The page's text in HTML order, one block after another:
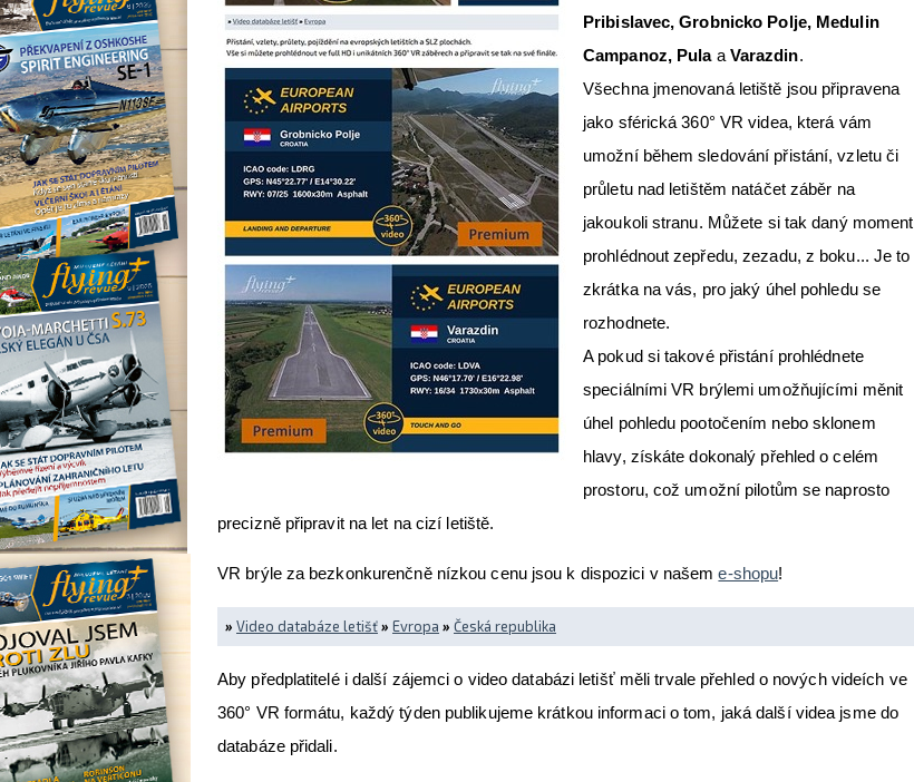
Pribislavec, Grobnicko Polje, Medulin
Campanoz, Pulaa Varazdin.
Všechna jmenovaná letiště jsou připravena
jako sférická 360° VR videa, která vám
umožní během sledování přistání, vzletu či
průletu nad letištěm natáčet záběr na
jakoukoli stranu. Můžete si tak daný moment
prohlédnout zepředu, zezadu, z boku... Je to
zkrátka na vás, pro jaký úhel pohledu se
rozhodnete.
A pokud si takové přistání prohlédnete
speciálními VR brýlemi umožňujícími měnit
úhel pohledu pootočením nebo sklonem
hlavy, získáte dokonalý přehled o celém
prostoru, což umožní pilotům se naprosto
precizně připravit na let na cizí letiště.
VR brýle za bezkonkurenčně nízkou cenu jsou k dispozici v našeme-shopu!
» Video databáze letišť» Evropa » Česká republika
Aby předplatitelé i další zájemci o video databázi letišť měli trvale přehled o nových videích ve
360° VR formátu, každý týden publikujeme krátkou informaci o tom, jaká další videa jsme do
databáze přidali.